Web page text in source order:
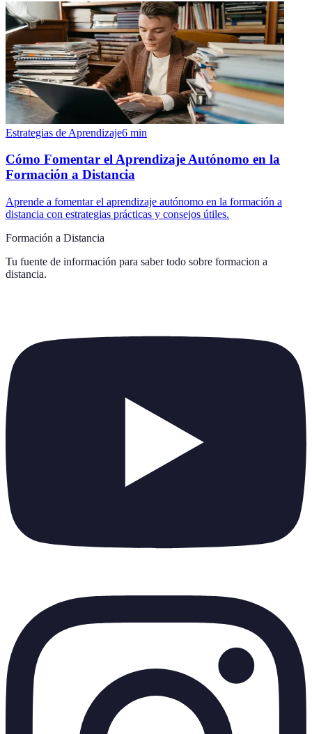
Estrategias de Aprendizaje6 min
Cómo Fomentar el Aprendizaje Autónomo en la
Formación a Distancia
Aprende a fomentar el aprendizaje autónomo en la formación a
distancia con estrategias prácticas y consejos útiles.
Formación a Distancia
Tu fuente de información para saber todo sobre formacion a
distancia.